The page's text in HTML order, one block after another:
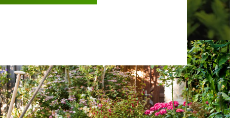
65 ELAGUEUR 65